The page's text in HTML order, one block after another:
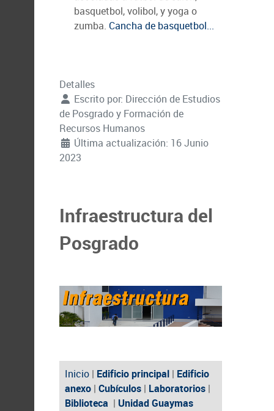
basquetbol, volibol, y yoga o
zumba. Cancha de basquetbol...
Detalles
Escrito por: Dirección de Estudios
de Posgrado y Formación de
Recursos Humanos
Última actualización: 16 Junio
2023
Infraestructura del
Posgrado
Inicio | Edificio principal | Edificio
anexo | Cubículos | Laboratorios |
Biblioteca | Unidad Guaymas